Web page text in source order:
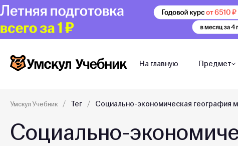
На главную Предмет
Умскул Учебник Тег Социально-экономическая география
Социально-